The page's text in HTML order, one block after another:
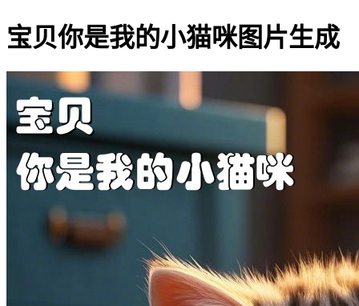
宝贝你是我的小猫咪图片生成